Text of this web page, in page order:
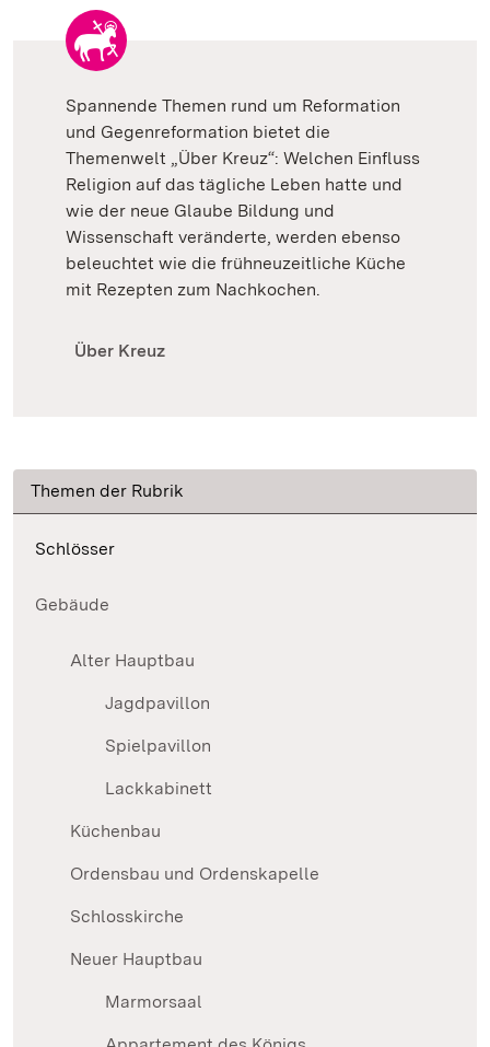
Spannende Themen rund um Reformation
und Gegenreformation bietet die
Themenwelt „Über Kreuz“: Welchen Einfluss
Religion auf das tägliche Leben hatte und
wie der neue Glaube Bildung und
Wissenschaft veränderte, werden ebenso
beleuchtet wie die frühneuzeitliche Küche
mit Rezepten zum Nachkochen.
Über Kreuz
Themen der Rubrik
Schlösser
Gebäude
Alter Hauptbau
Jagdpavillon
Spielpavillon
Lackkabinett
Küchenbau
Ordensbau und Ordenskapelle
Schlosskirche
Neuer Hauptbau
Marmorsaal